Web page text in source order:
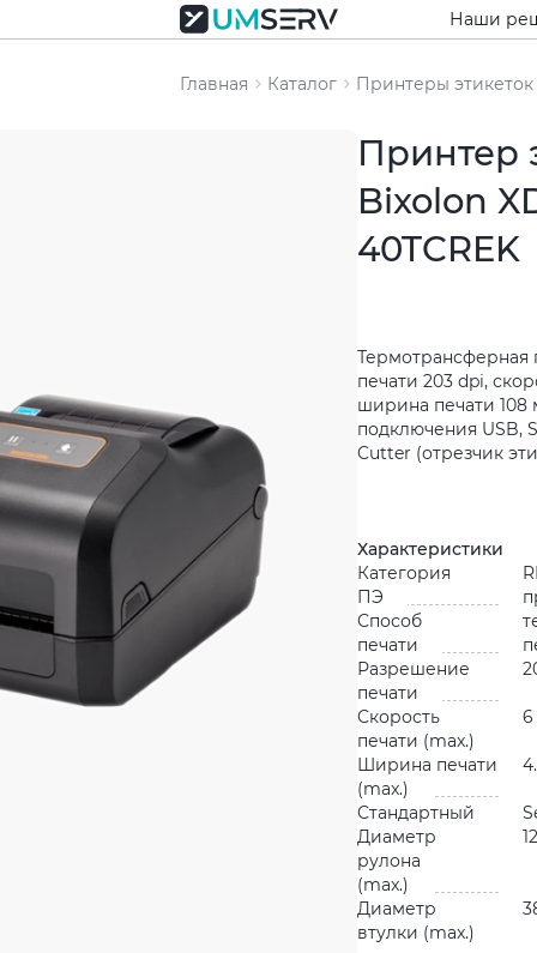
Наши
Главная Каталог Принтеры этикеток
Принтер
Bixolon
40TCREK
Термотрансферная
печати 203 dpi,
ширина печати
подключения USB,
Cutter (отрезчик
Характеристики
Категория
ПЭ
Способ
печати
Разрешение
печати
Скорость
печати (max.)
6
Ширина печати
(max.)
Стандартный
Диаметр
рулона
(max.)
Диаметр
втулки (max.)